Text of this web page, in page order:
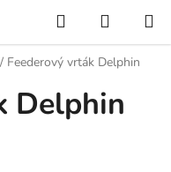
Hledat
KOŠÍK
/ Feederový vrták Delphin
Delphin